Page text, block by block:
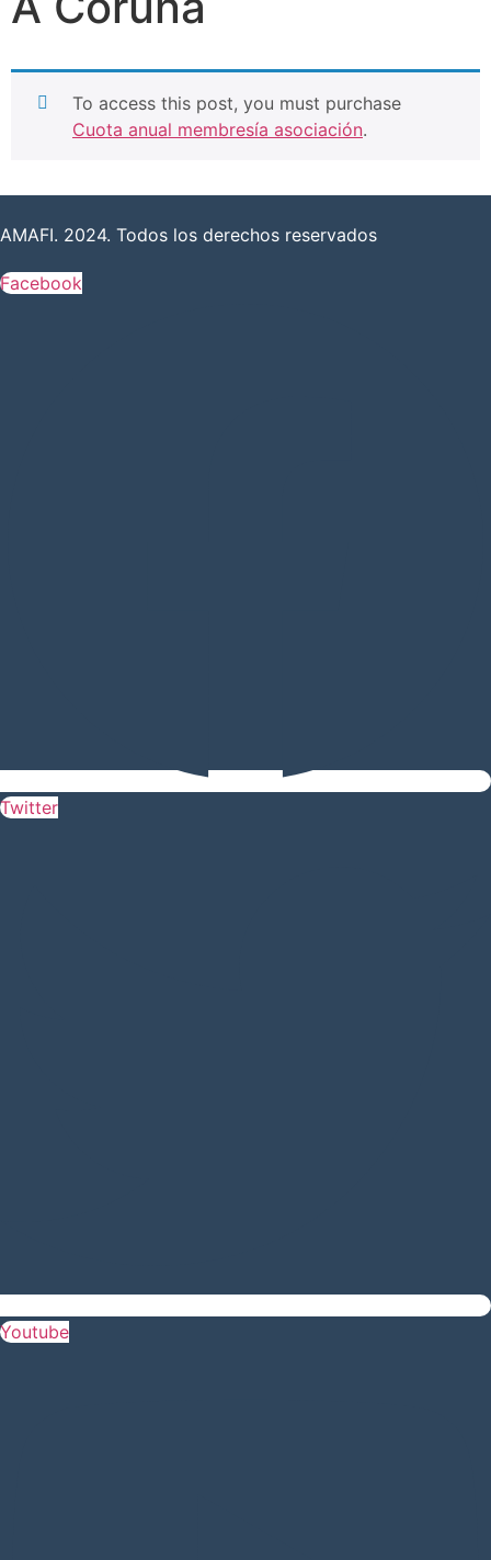
To access this post, you must purchase
Cuota anual membresía asociación.
AMAFI. 2024. Todos los derechos reservados
Facebook
Twitter
Youtube